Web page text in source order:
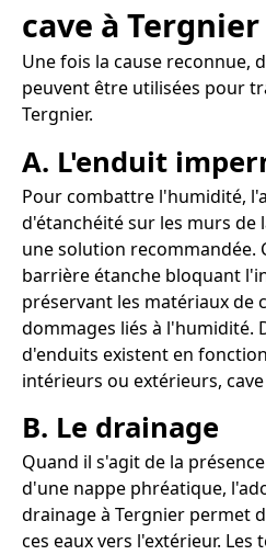
cave à Tergnier
Une fois la cause reconnue,
peuvent être utilisées pour
Tergnier.
A. L'enduit
Pour combattre l'humidité,
d'étanchéité sur les murs de
une solution recommandée.
barrière étanche bloquant
préservant les matériaux de
dommages liés à l'humidité.
d'enduits existent en
intérieurs ou extérieurs,
B. Le drainage
Quand il s'agit de la
d'une nappe phréatique,
drainage à Tergnier permet
ces eaux vers l'extérieur.